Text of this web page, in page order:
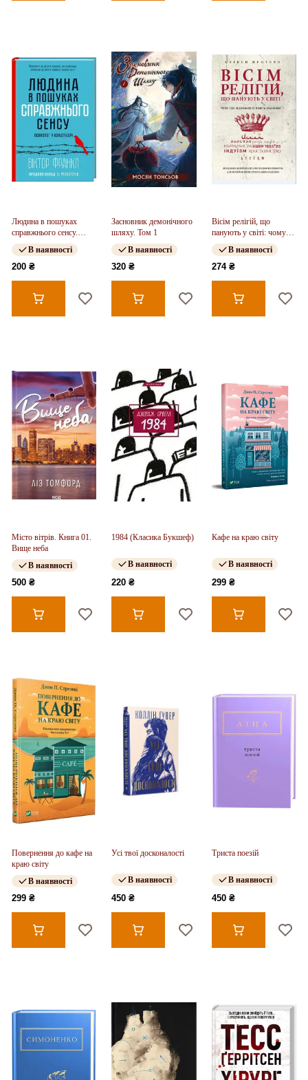
Людина в пошуках
справжнього сенсу.
Психолог у концтаборі
В наявності
200 ₴
Засновник демонічного
шляху. Том 1
В наявності
320 ₴
Вісім релігій, що
панують у світі: чому
їхні відмінності мають
значенняВ наявності
274 ₴
Місто вітрів. Книга 01.
Вище неба
В наявності
500 ₴
1984 (Класика Букшеф)
В наявності
220 ₴
Кафе на краю світу
В наявності
299 ₴
Повернення до кафе на
краю світу
В наявності
299 ₴
Усі твої досконалості
В наявності
450 ₴
Триста поезій
В наявності
450 ₴